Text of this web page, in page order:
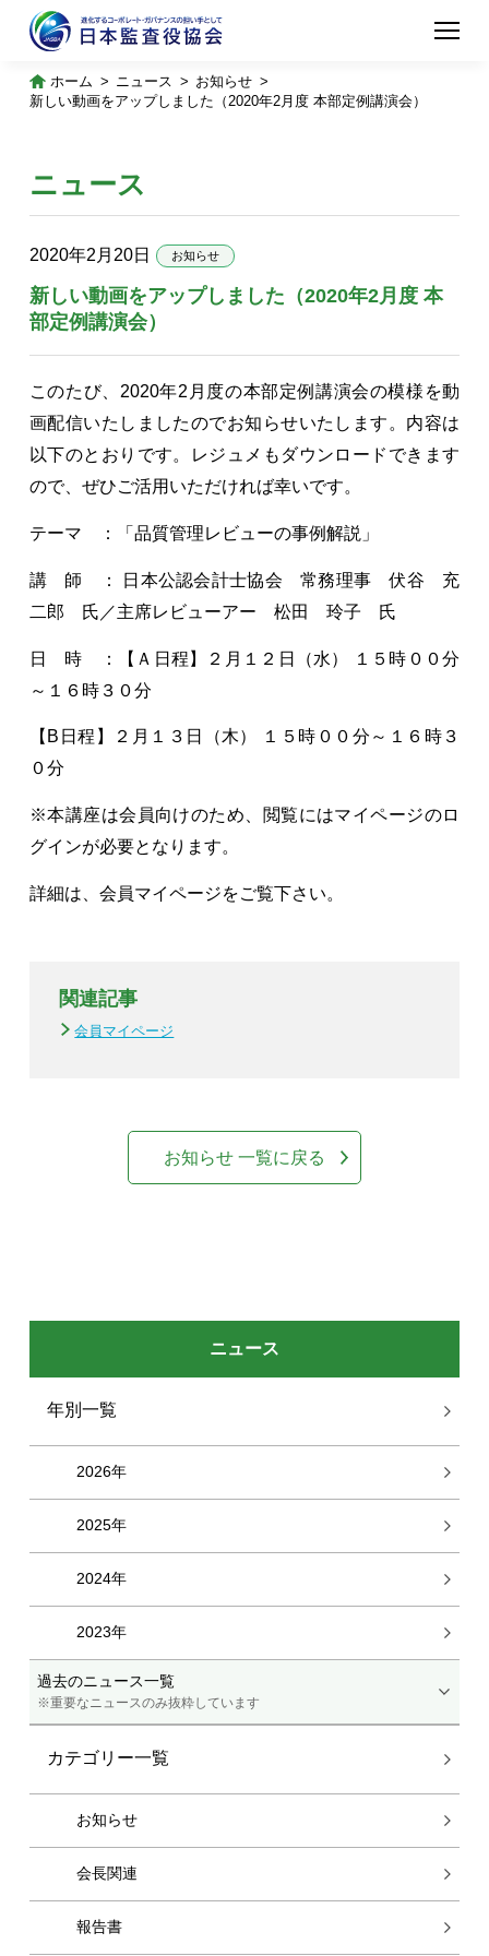
ホーム ニュース
お知らせ
新しい動画をアップしました（2020年2月度 本部定例講演会）
ニュース
年別一覧
過去のニュース一覧
※重要なニュースのみ抜粋しています
2026年
2025年
2024年
2023年
カテゴリー一覧
お知らせ
会長関連
報告書
ニュース
2020年2月20日 お知らせ
新しい動画をアップしました（2020年2月度 本
部定例講演会）
このたび、 2020年2月度の本部定例講演会の模様を動
画配信いたしましたのでお知らせいたします。内容は
以下のとおりです。レジュメもダウンロードできます
ので、ぜひご活用いただければ幸いです。
テーマ ：「品質管理レビューの事例解説」
講 師 ： 日本公認会計士協会 常務理事 伏谷 充
二郎 氏／主席レビューアー 松田 玲子 氏
日 時 ：【Ａ日程】２月１２日（水） １５時００分
～１６時３０分
【B日程】２月１３日（木） １５時００分～１６時３
０分
※本講座は会員向けのため、閲覧にはマイページのロ
グインが必要となります。
詳細は、会員マイページをご覧下さい。
関連記事
会員マイページ
お知らせ 一覧に戻る